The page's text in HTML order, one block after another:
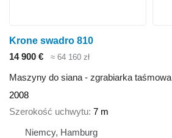
Krone swadro 810
14 900 €
≈ 64 160 zł
Maszyny do siana - zgrabiarka taśmowa
2008
Szerokość uchwytu 7 m
Niemcy, Hamburg